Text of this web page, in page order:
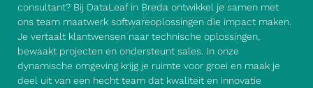
consultant? Bij DataLeaf in Breda ontwikkel je samen met
ons team maatwerk softwareoplossingen die impact maken.
Je vertaalt klantwensen naar technische oplossingen,
bewaakt projecten en ondersteunt sales. In onze
dynamische omgeving krijg je ruimte voor groei en maak je
deel uit van een hecht team dat kwaliteit en innovatie